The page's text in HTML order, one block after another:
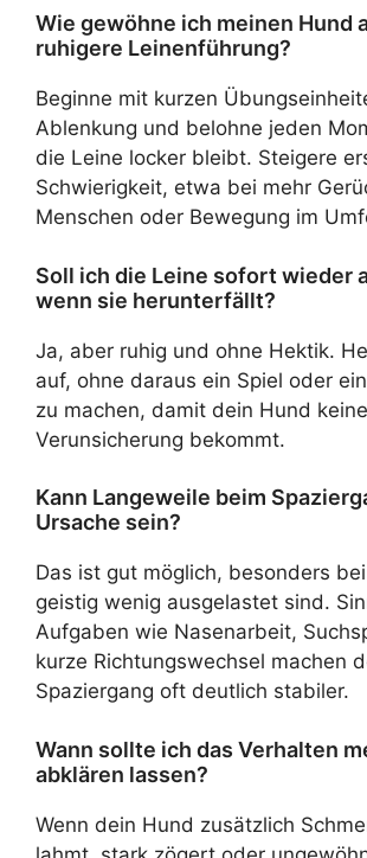
Wie gewöhne ich meinen Hund
ruhigere Leinenführung?
Beginne mit kurzen
Ablenkung und belohne jeden
die Leine locker bleibt. Steigere
Schwierigkeit, etwa bei mehr
Menschen oder Bewegung im
Soll ich die Leine sofort wieder
wenn sie herunterfällt?
Ja, aber ruhig und ohne Hektik.
auf, ohne daraus ein Spiel oder
zu machen, damit dein Hund
Verunsicherung bekommt.
Kann Langeweile beim
Ursache sein?
Das ist gut möglich, besonders
geistig wenig ausgelastet sind.
Aufgaben wie Nasenarbeit,
kurze Richtungswechsel machen
Spaziergang oft deutlich stabiler.
Wann sollte ich das Verhalten
abklären lassen?
Wenn dein Hund zusätzlich